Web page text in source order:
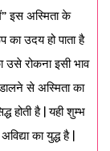
इस अस्मिता के
का उदय हो पाता है
रोकना इसी भाव
से अस्मिता का
होती है | यही शुम्भ
का युद्ध है |